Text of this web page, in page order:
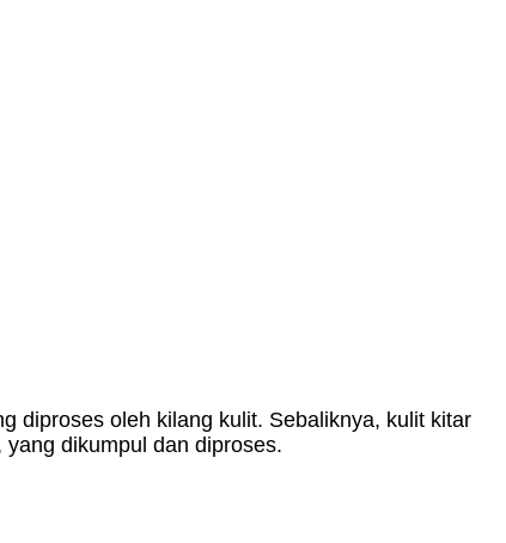
diproses oleh kilang kulit. Sebaliknya, kulit kitar
dikumpul dan diproses.